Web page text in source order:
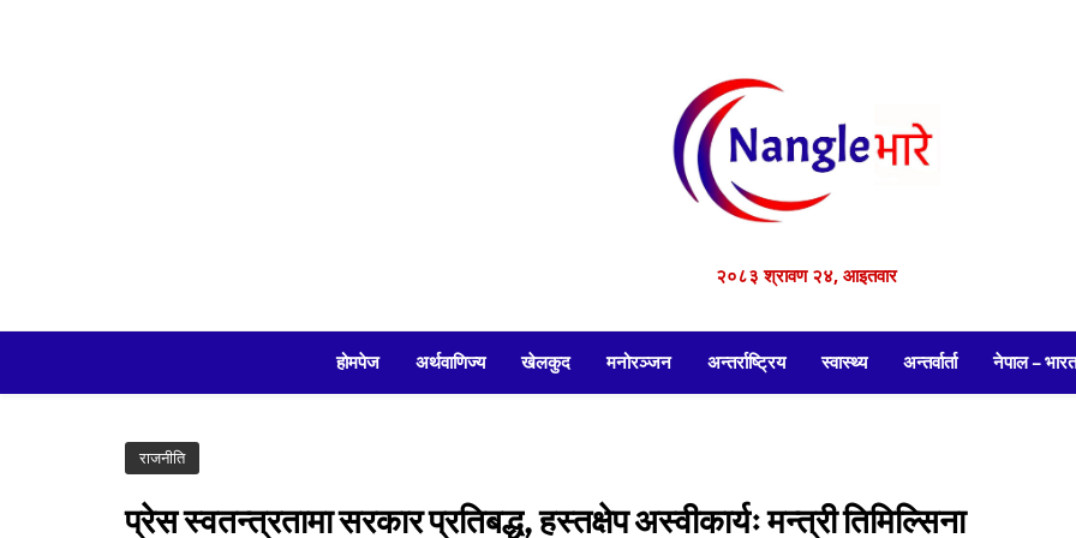
२०८३ श्रावण २४, आइतवार
होमपेज अर्थवाणिज्य खेलकुद मनोरञ्जन अन्तर्राष्ट्रिय स्वास्थ्य अन्तर्वार्ता नेपाल –
राजनीति
प्रेस स्वतन्त्रतामा सरकार प्रतिबद्ध, हस्तक्षेप अस्वीकार्यः मन्त्री तिमिल्सिना